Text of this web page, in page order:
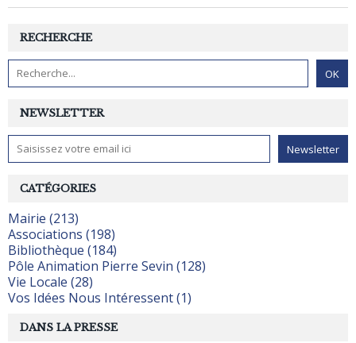
NEWSLETTER
RECHERCHE
CATÉGORIES
Mairie (213)
Associations (198)
Bibliothèque (184)
Pôle Animation Pierre Sevin (128)
Vie Locale (28)
Vos Idées Nous Intéressent (1)
DANS LA PRESSE